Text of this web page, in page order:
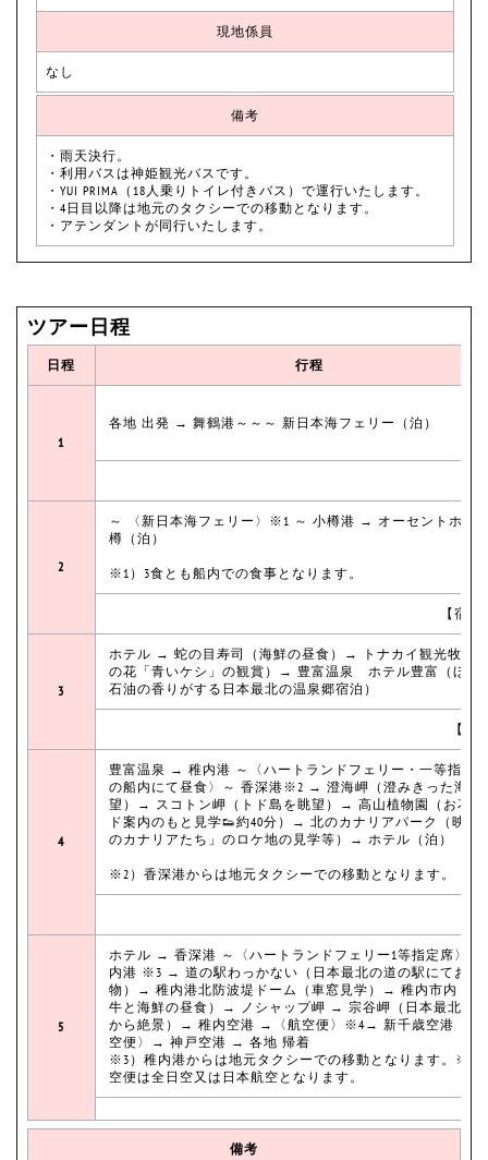
現地係員
なし
備考
・雨天決行。
・利用バスは神姫観光バスです。
・YUI PRIMA（18人乗りトイレ付きバス）で運行いたします。
・4日目以降は地元のタクシーでの移動となります。
・アテンダントが同行いたします。
ツアー日程
日程 行程
1
各地 出発 → 舞鶴港～～～ 新日本海フェリー（泊）
2
～ 〈新日本海フェリー〉※1 ～ 小樽港 → オーセントホテ
樽（泊）
※1）3食とも船内での食事となります。
【宿
3
ホテル → 蛇の目寿司（海鮮の昼食）→ トナカイ観光牧場
の花「青いケシ」の観賞）→ 豊富温泉 ホテル豊富（ほの
石油の香りがする日本最北の温泉郷宿泊）
【
4
豊富温泉 → 稚内港 ～〈ハートランドフェリー・一等指定
の船内にて昼食〉～ 香深港※2 → 澄海岬（澄みきった海の
望）→ スコトン岬（トド島を眺望）→ 高山植物園（お花ガ
ド案内のもと見学👟約40分）→ 北のカナリアパーク（映画
のカナリアたち」のロケ地の見学等）→ ホテル（泊）
※2）香深港からは地元タクシーでの移動となります。
5
ホテル → 香深港 ～〈ハートランドフェリー1等指定席〉～
内港 ※3 → 道の駅わっかない（日本最北の道の駅にてお買
物）→ 稚内港北防波堤ドーム（車窓見学）→ 稚内市内（宗
牛と海鮮の昼食）→ ノシャップ岬 → 宗谷岬（日本最北端
から絶景）→ 稚内空港 →〈航空便〉※4→ 新千歳空港 →〈
空便〉→ 神戸空港 → 各地 帰着
※3）稚内港からは地元タクシーでの移動となります。※4
空便は全日空又は日本航空となります。
備考